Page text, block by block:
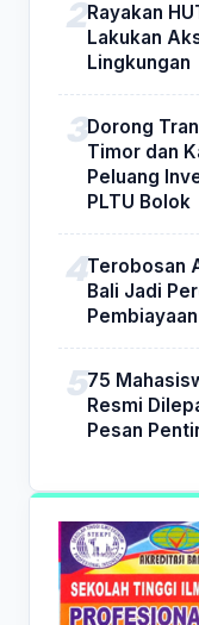
Rayakan
Lakukan
Lingkungan
Dorong
Timor dan
Peluang
PLTU Bolok
Terobosan
Bali Jadi
75
Resmi
Pesan